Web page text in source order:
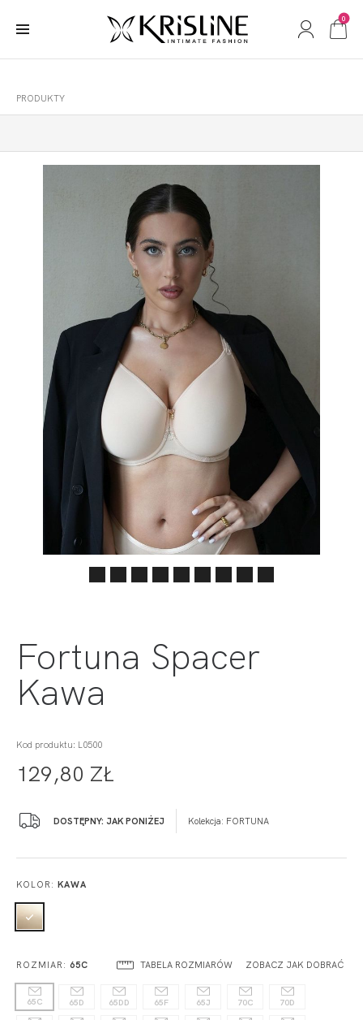
0
PRODUKTY
Fortuna Spacer
Kawa
Kod produktu: L0500
129,80 ZŁ
DOSTĘPNY: JAK PONIŻEJ Kolekcja: FORTUNA
KOLOR: KAWA
ROZMIAR: 65C TABELA ROZMIARÓW ZOBACZ JAK DOBRAĆ
65C 65D 65DD 65F 65J 70C 70D